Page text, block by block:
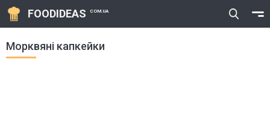
FOODIDEAS COM.UA
Морквяні капкейки